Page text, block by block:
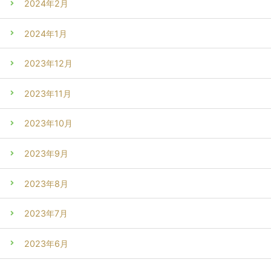
2024年2月
2024年1月
2023年12月
2023年11月
2023年10月
2023年9月
2023年8月
2023年7月
2023年6月